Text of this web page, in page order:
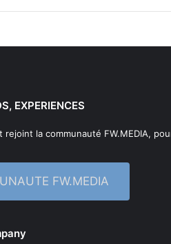
EXPERIENCES
la communauté FW.MEDIA,
FW.MEDIA